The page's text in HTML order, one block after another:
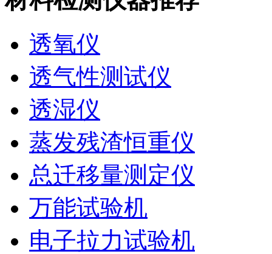
透氧仪
透气性测试仪
透湿仪
蒸发残渣恒重仪
总迁移量测定仪
万能试验机
电子拉力试验机